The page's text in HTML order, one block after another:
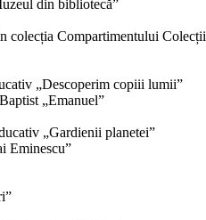
din bibliotecă”
colecția Compartimentului Colecții
„Descoperim copiii lumii”
„Emanuel”
„Gardienii planetei”
Eminescu”